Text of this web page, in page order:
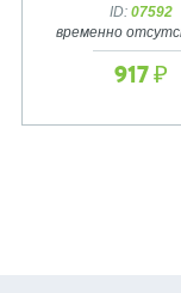
ID: 07592
временно
917 ₽